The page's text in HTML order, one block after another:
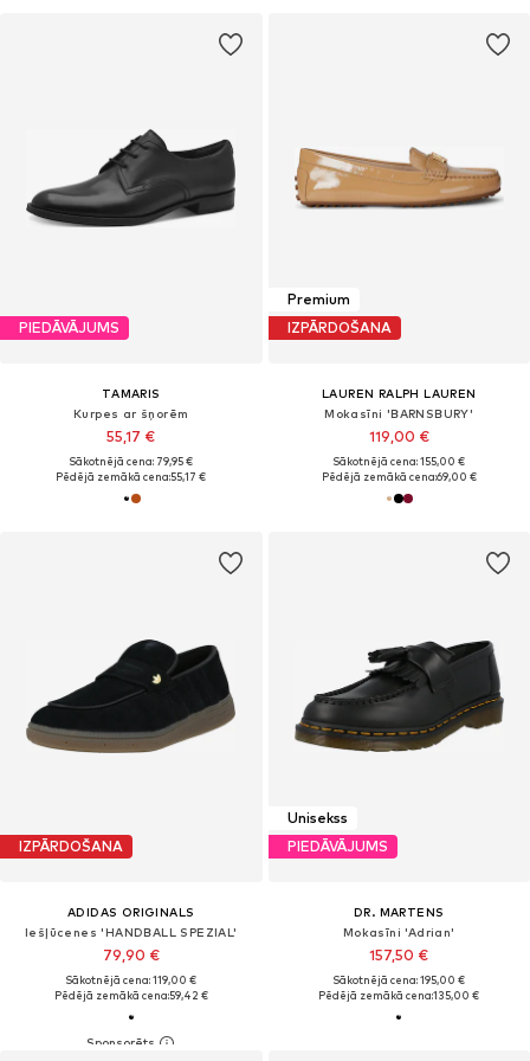
PIEDĀVĀJUMS
TAMARIS
Kurpes ar šņorēm
55,17 €
Sākotnējā cena: 79,95 €
Pēdējā zemākā cena:55,17 €
Premium
IZPĀRDOŠANA
LAUREN RALPH LAUREN
Mokasīni 'BARNSBURY'
119,00 €
Sākotnējā cena: 155,00 €
Pēdējā zemākā cena:69,00 €
IZPĀRDOŠANA
ADIDAS ORIGINALS
Iešļūcenes 'HANDBALL SPEZIAL'
79,90 €
Sākotnējā cena: 119,00 €
Pēdējā zemākā cena:59,42 €
Unisekss
PIEDĀVĀJUMS
DR. MARTENS
Mokasīni 'Adrian'
157,50 €
Sākotnējā cena: 195,00 €
Pēdējā zemākā cena:135,00 €